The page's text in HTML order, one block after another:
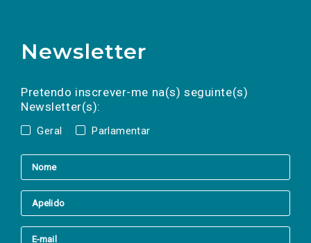
Newsletter
Pretendo inscrever-me na(s) seguinte(s)
Newsletter(s):
Geral Parlamentar
a(s) newsletter(s).
mail